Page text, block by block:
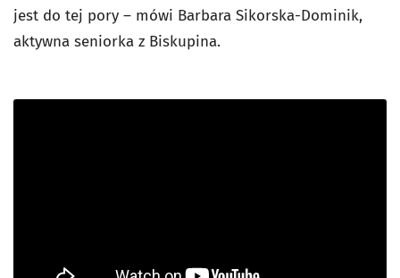
jest do tej pory – mówi Barbara Sikorska-Dominik,
aktywna seniorka z Biskupina.